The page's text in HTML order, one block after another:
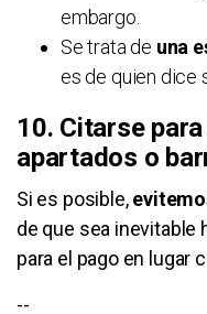
embargo.
Se trata de una
es de quien dice
10. Citarse
apartados o
Si es posible,
de que sea inevitable
para el pago en lugar
--